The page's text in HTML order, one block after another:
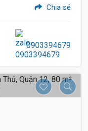
Chia sẻ
0903394679